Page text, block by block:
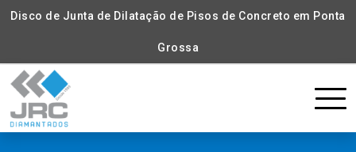
Disco de Junta de Dilatação de Pisos de Concreto em Ponta
Grossa